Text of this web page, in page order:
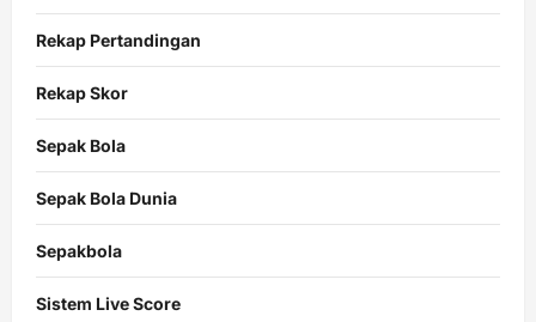
Rekap Pertandingan
Rekap Skor
Sepak Bola
Sepak Bola Dunia
Sepakbola
Sistem Live Score